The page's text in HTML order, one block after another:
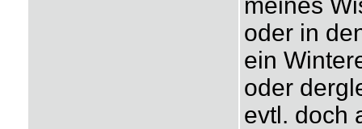
oder in
ein
oder
evtl. doch